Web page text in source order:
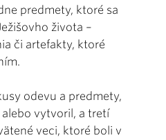
predmety, ktoré sa
života –
či artefakty, ktoré
odevu a predmety,
vytvoril, a tretí
veci, ktoré boli v